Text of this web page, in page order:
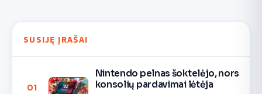
SUSIJĘ ĮRAŠAI
01
Nintendo pelnas šoktelėjo, nors
konsolių pardavimai lėtėja